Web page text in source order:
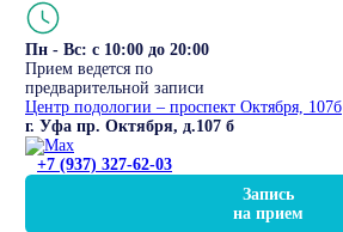
Пн - Вс: с 10:00 до 20:00
Прием ведется по
предварительной записи
Центр подологии – проспект Октября, 107б
г. Уфа пр. Октября, д.107 б
+7 (937) 327-62-03
Запись
на прием